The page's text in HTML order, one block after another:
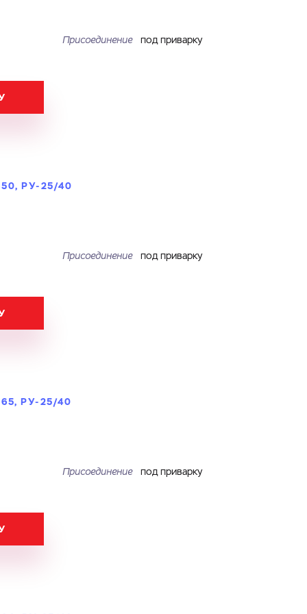
Присоединение под приварку
РУ-25/40
Присоединение под приварку
РУ-25/40
Присоединение под приварку